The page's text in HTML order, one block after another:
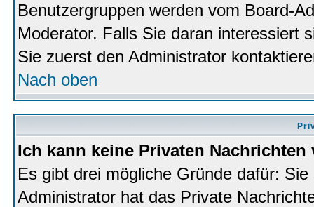
Benutzergruppen werden vom Board-
Moderator. Falls Sie daran interessiert
Sie zuerst den Administrator
Nach oben
Ich kann keine Privaten Nachrichten
Es gibt drei mögliche Gründe dafür:
Administrator hat das Private